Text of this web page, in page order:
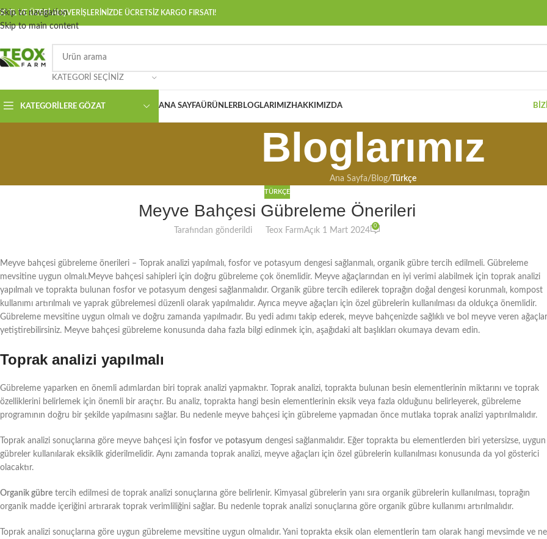
Skip to navigation
Skip to main content
TL VE ÜZERİ ALIŞVERİŞLERİNİZDE ÜCRETSİZ KARGO FIRSATI!
KATEGORI SEÇINIZ
KATEGORILERE GÖZAT ANA SAYFAÜRÜNLERBLOGLARIMIZHAKKIMIZDA
Bloglarımız
Ana Sayfa/ Blog/ Türkçe
TÜRKÇE
Meyve Bahçesi Gübreleme Önerileri
Tarafından gönderildi Teox FarmAçık 1 Mart 2024
0
Meyve bahçesi gübreleme önerileri – Toprak analizi yapılmalı, fosfor ve potasyum dengesi sağlanmalı, organik gübre tercih edilmeli. Gübreleme
mevsitine uygun olmalı.Meyve bahçesi sahipleri için doğru gübreleme çok önemlidir. Meyve ağaçlarından en iyi verimi alabilmek için toprak analizi
yapılmalı ve toprakta bulunan fosfor ve potasyum dengesi sağlanmalıdır. Organik gübre tercih edilerek toprağın doğal dengesi korunmalı, kompost
kullanımı artırılmalı ve yaprak gübrelemesi düzenli olarak yapılmalıdır. Ayrıca meyve ağaçları için özel gübrelerin kullanılması da oldukça önemlidir.
Gübreleme mevsitine uygun olmalı ve doğru zamanda yapılmadır. Bu yedi adımı takip ederek, meyve bahçenizde sağlıklı ve bol meyve veren ağaçlar
yetiştirebilirsiniz. Meyve bahçesi gübreleme konusunda daha fazla bilgi edinmek için, aşağıdaki alt başlıkları okumaya devam edin.
Toprak analizi yapılmalı
Gübreleme yaparken en önemli adımlardan biri toprak analizi yapmaktır. Toprak analizi, toprakta bulunan besin elementlerinin miktarını ve toprak
özelliklerini belirlemek için önemli bir araçtır. Bu analiz, toprakta hangi besin elementlerinin eksik veya fazla olduğunu belirleyerek, gübreleme
programının doğru bir şekilde yapılmasını sağlar. Bu nedenle meyve bahçesi için gübreleme yapmadan önce mutlaka toprak analizi yaptırılmalıdır.
Toprak analizi sonuçlarına göre meyve bahçesi için fosfor ve potasyum dengesi sağlanmalıdır. Eğer toprakta bu elementlerden biri yetersizse, uygun
gübreler kullanılarak eksiklik giderilmelidir. Aynı zamanda toprak analizi, meyve ağaçları için özel gübrelerin kullanılması konusunda da yol gösterici
olacaktır.
Organik gübre tercih edilmesi de toprak analizi sonuçlarına göre belirlenir. Kimyasal gübrelerin yanı sıra organik gübrelerin kullanılması, toprağın
organik madde içeriğini artırarak toprak verimliliğini sağlar. Bu nedenle toprak analizi sonuçlarına göre organik gübre kullanımı artırılmalıdır.
Toprak analizi sonuçlarına göre uygun gübreleme mevsitine uygun olmalıdır. Yani toprakta eksik olan elementlerin tam olarak hangi mevsimde ve ne